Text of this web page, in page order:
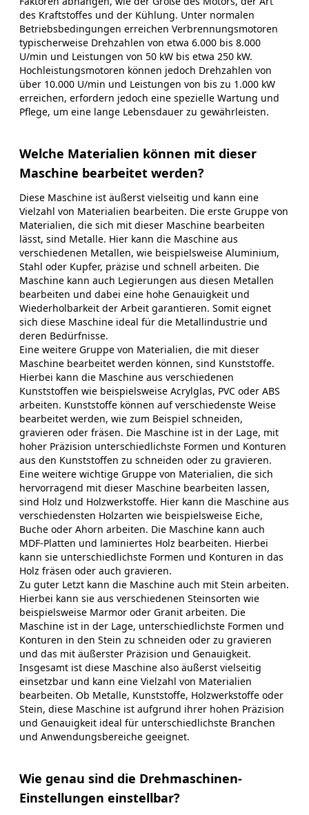
des Kraftstoffes und der Kühlung. Unter normalen
Betriebsbedingungen erreichen Verbrennungsmotoren
typischerweise Drehzahlen von etwa 6.000 bis 8.000
U/min und Leistungen von 50 kW bis etwa 250 kW.
Hochleistungsmotoren können jedoch Drehzahlen von
über 10.000 U/min und Leistungen von bis zu 1.000 kW
erreichen, erfordern jedoch eine spezielle Wartung und
Pflege, um eine lange Lebensdauer zu gewährleisten.
Welche Materialien können mit dieser
Maschine bearbeitet werden?
Diese Maschine ist äußerst vielseitig und kann eine
Vielzahl von Materialien bearbeiten. Die erste Gruppe von
Materialien, die sich mit dieser Maschine bearbeiten
lässt, sind Metalle. Hier kann die Maschine aus
verschiedenen Metallen, wie beispielsweise Aluminium,
Stahl oder Kupfer, präzise und schnell arbeiten. Die
Maschine kann auch Legierungen aus diesen Metallen
bearbeiten und dabei eine hohe Genauigkeit und
Wiederholbarkeit der Arbeit garantieren. Somit eignet
sich diese Maschine ideal für die Metallindustrie und
deren Bedürfnisse.
Eine weitere Gruppe von Materialien, die mit dieser
Maschine bearbeitet werden können, sind Kunststoffe.
Hierbei kann die Maschine aus verschiedenen
Kunststoffen wie beispielsweise Acrylglas, PVC oder ABS
arbeiten. Kunststoffe können auf verschiedenste Weise
bearbeitet werden, wie zum Beispiel schneiden,
gravieren oder fräsen. Die Maschine ist in der Lage, mit
hoher Präzision unterschiedlichste Formen und Konturen
aus den Kunststoffen zu schneiden oder zu gravieren.
Eine weitere wichtige Gruppe von Materialien, die sich
hervorragend mit dieser Maschine bearbeiten lassen,
sind Holz und Holzwerkstoffe. Hier kann die Maschine aus
verschiedensten Holzarten wie beispielsweise Eiche,
Buche oder Ahorn arbeiten. Die Maschine kann auch
MDF-Platten und laminiertes Holz bearbeiten. Hierbei
kann sie unterschiedlichste Formen und Konturen in das
Holz fräsen oder auch gravieren.
Zu guter Letzt kann die Maschine auch mit Stein arbeiten.
Hierbei kann sie aus verschiedenen Steinsorten wie
beispielsweise Marmor oder Granit arbeiten. Die
Maschine ist in der Lage, unterschiedlichste Formen und
Konturen in den Stein zu schneiden oder zu gravieren
und das mit äußerster Präzision und Genauigkeit.
Insgesamt ist diese Maschine also äußerst vielseitig
einsetzbar und kann eine Vielzahl von Materialien
bearbeiten. Ob Metalle, Kunststoffe, Holzwerkstoffe oder
Stein, diese Maschine ist aufgrund ihrer hohen Präzision
und Genauigkeit ideal für unterschiedlichste Branchen
und Anwendungsbereiche geeignet.
Wie genau sind die Drehmaschinen-
Einstellungen einstellbar?